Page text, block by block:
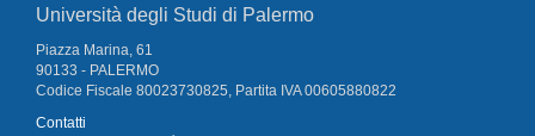
Università degli Studi di Palermo
Piazza Marina, 61
90133 - PALERMO
Codice Fiscale 80023730825, Partita IVA 00605880822
Contatti